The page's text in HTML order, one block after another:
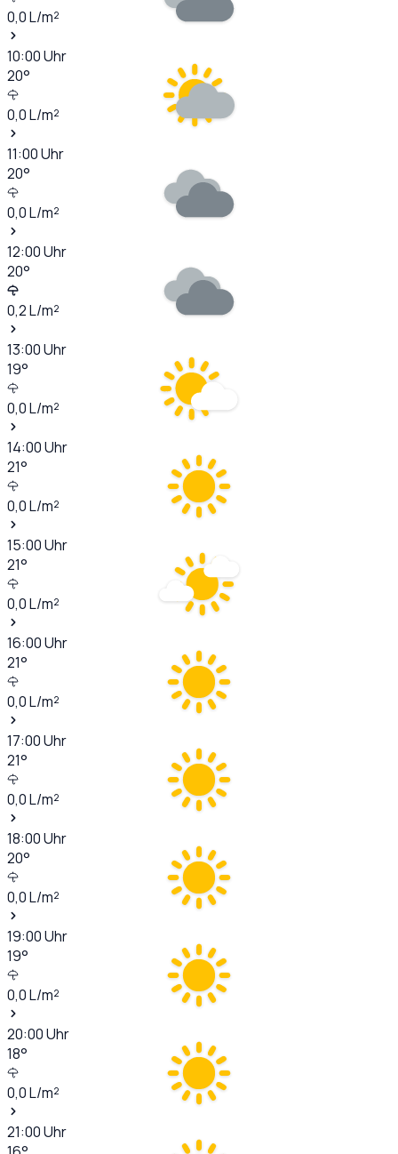
0,0L/m²
10:00Uhr
20°
0,0L/m²
11:00Uhr
20°
0,0L/m²
12:00Uhr
20°
0,2L/m²
13:00Uhr
19°
0,0L/m²
14:00Uhr
21°
0,0L/m²
15:00Uhr
21°
0,0L/m²
16:00Uhr
21°
0,0L/m²
17:00Uhr
21°
0,0L/m²
18:00Uhr
20°
0,0L/m²
19:00Uhr
19°
0,0L/m²
20:00Uhr
18°
0,0L/m²
21:00Uhr